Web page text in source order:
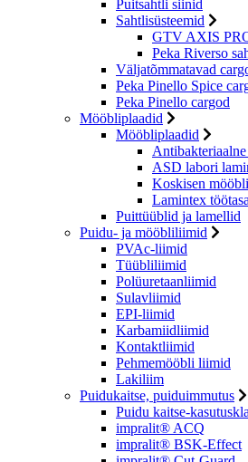
Puitsahtli siinid
Sahtlisüsteemid
GTV AXIS
Peka Riverso
Väljatõmmatavad
Peka Pinello Spice
Peka Pinello cargod
Mööbliplaadid
Mööbliplaadid
ASD labori
Koskisen
Lamintex
Puittüüblid ja lamellid
Puidu- ja mööbliliimid
PVAc-liimid
Tüübliliimid
Polüuretaanliimid
Sulavliimid
EPI-liimid
Karbamiidliimid
Kontaktliimid
Pehmemööbli liimid
Lakiliim
Puidukaitse, puiduimmutus
Puidu kaitse-
impralit® ACQ
impralit® BSK-Effect